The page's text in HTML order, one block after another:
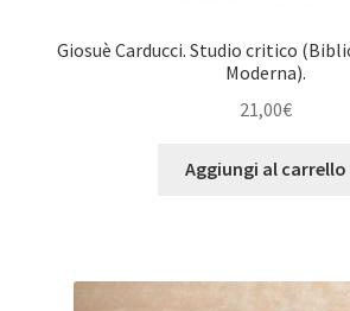
Giosuè Carducci. Studio critico
Moderna).
21,00€
Aggiungi al carrello